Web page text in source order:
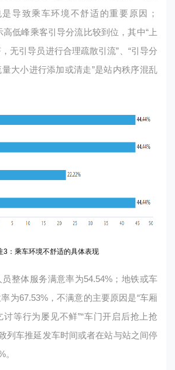
导致乘车环境不舒适的重要原因；
高低峰乘客引导分流比较到位，其中“上
无引导员进行合理疏散引流”、“引导分
大小进行添加或清走”是站内秩序混乱
3：乘车环境不舒适的具体表现
整体服务满意率为54.54%；地铁或车
为67.53%，不满意的主要原因是“车厢
等行为屡见不鲜”“车门开启后抢上抢
列车推延发车时间或者在站与站之间停
。